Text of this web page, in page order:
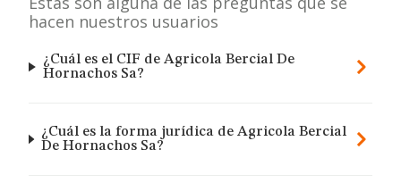
hacen nuestros usuarios
¿Cuál es el CIF de Agricola Bercial De
Hornachos Sa?
¿Cuál es la forma jurídica de Agricola Bercial
De Hornachos Sa?